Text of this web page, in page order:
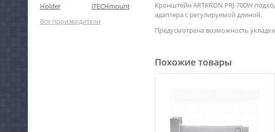
Holder
iTECHmount
Все производители
Кронштейн ARTKRON PRJ-700W
адаптера с регулируемой длиной.
Предусмотрена возможность
Похожие товары